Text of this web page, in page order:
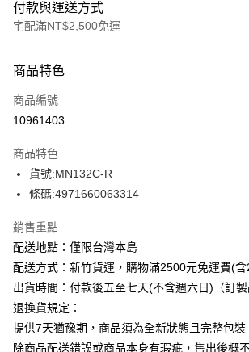
付款與運送方式
宅配滿NT$2,500免運
信用卡一次付款
Apple Pay
悠遊付
ATM付款
運送方式
下單前請先詢問庫存
每筆NT$130，滿NT$2,500(含以上)免運費
商品特色
商品編號
10961403
商品特色
貨號:MN132C-R
條碼:4971660063314
銷售重點
配送地點：僅限台灣本島
配送方式：新竹貨運，購物滿2500元免運費(
出貨時間：付款後五至七天(不含週六日)（訂製
退換貨規定：
提供7天猶豫期，商品須為全新狀態且完整包裝
除商品配送錯誤或商品本身有瑕疵，售出後概